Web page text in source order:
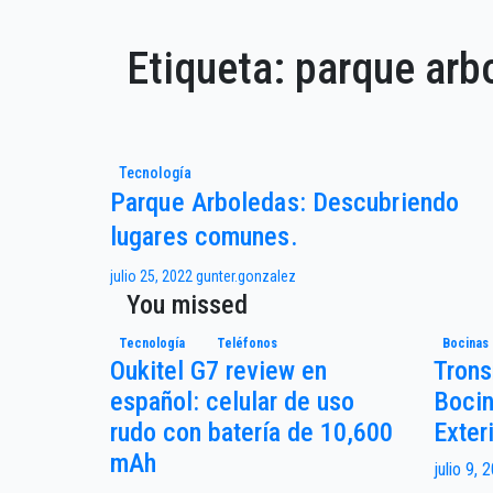
Etiqueta: parque
Tecnología
Parque Arboledas: Descubriendo
lugares comunes.
julio 25, 2022 gunter.gonzalez
You missed
Tecnología Teléfonos
Oukitel G7 review en
español: celular de uso
rudo con batería de 10,600
mAh
Bocinas
julio 9,